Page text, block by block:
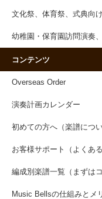
文化祭、体育祭、式典向
幼稚園・保育園訪問演奏
コンテンツ
Overseas Order
演奏計画カレンダー
初めての方へ（楽譜につい
お客様サポート（よくある
編成別楽譜一覧（まずは
Music Bellsの仕組みとメ